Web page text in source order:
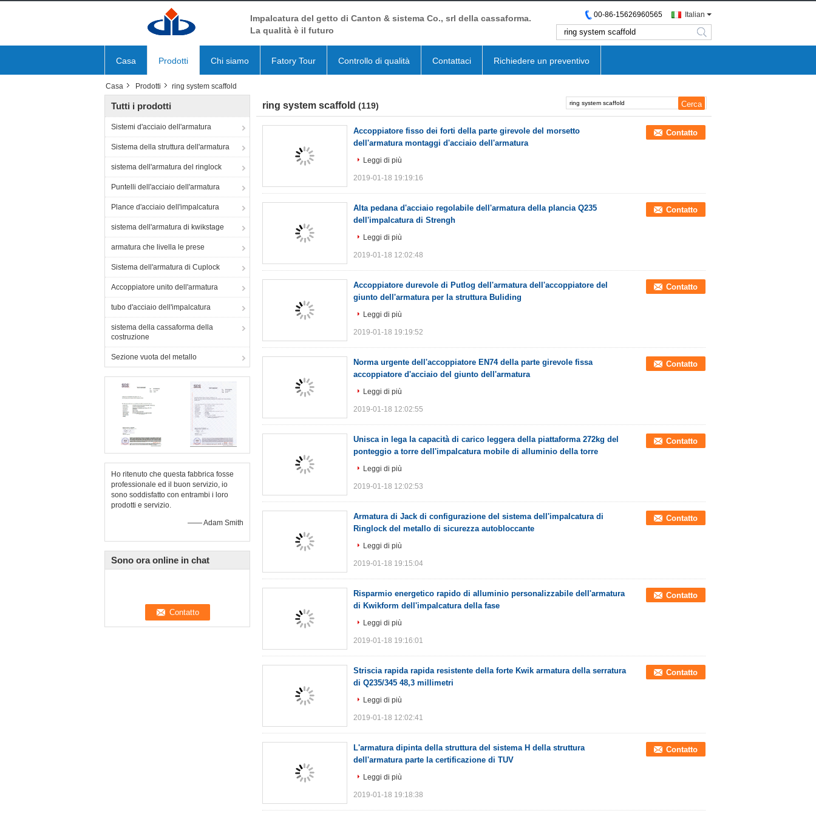
Impalcatura del getto di Canton & sistema Co., srl della cassaforma.
La qualità è il futuro
Italian
00-86-15626960565
search
Casa Prodotti Chi siamo Fatory Tour Controllo di qualità Contattaci Richiedere un preventivo
Casa Prodotti ring system scaffold
Tutti i prodotti
Sistemi d'acciaio dell'armatura
Sistema della struttura dell'armatura
sistema dell'armatura del ringlock
Puntelli dell'acciaio dell'armatura
Plance d'acciaio dell'impalcatura
sistema dell'armatura di kwikstage
armatura che livella le prese
Sistema dell'armatura di Cuplock
Accoppiatore unito dell'armatura
tubo d'acciaio dell'impalcatura
sistema della cassaforma della
costruzione
Sezione vuota del metallo
Ho ritenuto che questa fabbrica fosse
professionale ed il buon servizio, io
sono soddisfatto con entrambi i loro
prodotti e servizio.
—— Adam Smith
Sono ora online in chat
ring system scaffold (119)
Accoppiatore fisso dei forti della parte girevole del morsetto
dell'armatura montaggi d'acciaio dell'armatura
Contatto
Leggi di più
2019-01-18 19:19:16
Alta pedana d'acciaio regolabile dell'armatura della plancia Q235
dell'impalcatura di Strengh
Contatto
Leggi di più
2019-01-18 12:02:48
Accoppiatore durevole di Putlog dell'armatura dell'accoppiatore del
giunto dell'armatura per la struttura Buliding
Contatto
Leggi di più
2019-01-18 19:19:52
Norma urgente dell'accoppiatore EN74 della parte girevole fissa
accoppiatore d'acciaio del giunto dell'armatura
Contatto
Leggi di più
2019-01-18 12:02:55
Unisca in lega la capacità di carico leggera della piattaforma 272kg del
ponteggio a torre dell'impalcatura mobile di alluminio della torre
Contatto
Leggi di più
2019-01-18 12:02:53
Armatura di Jack di configurazione del sistema dell'impalcatura di
Ringlock del metallo di sicurezza autobloccante
Contatto
Leggi di più
2019-01-18 19:15:04
Risparmio energetico rapido di alluminio personalizzabile dell'armatura
di Kwikform dell'impalcatura della fase
Contatto
Leggi di più
2019-01-18 19:16:01
Striscia rapida rapida resistente della forte Kwik armatura della serratura
di Q235/345 48,3 millimetri
Contatto
Leggi di più
2019-01-18 12:02:41
L'armatura dipinta della struttura del sistema H della struttura
dell'armatura parte la certificazione di TUV
Contatto
Leggi di più
2019-01-18 19:18:38